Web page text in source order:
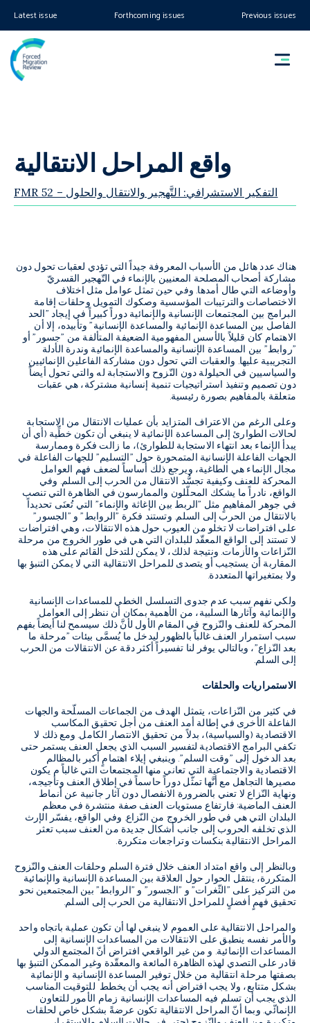
Latest issue Forthcoming issues Previous issues
واقع المراحل الانتقالية
FMR 52 – التفكير الاستشرافي: التَّهجير والانتقال والحلول
هناك عدد هائل من الأسباب المعروفة جيداً التي تؤدي لعقبات تحول دون
مشاركة أصحاب المصلحة المعنيين بالإنماء في التّهجير القسريّ
وأوضاعه التي طال أمدها. وفي حين تمثل عوامل مثل اختلاف
الاختصاصات والترتيبات المؤسسية وصكوك التمويل وحلقات إقامة
البرامج بين المجتمعات الإنسانية والإنمائية دوراً كبيراً في إيجاد "الحد
الفاصل بين المساعدة الإنمائية والمساعدة الإنسانية" وتأبيده، إلا أن
الاهتمام كان قليلاً بالأسس المفهومية الضعيفة المتألفة من "جسور" أو
"روابط" بين المساعدة الإنسانية والمساعدة الإنمائية وندرة الأدلة
التجريبية عليها. والعقبات التي تحول دون مشاركة الفاعلين الإنمائيين
والسياسيين في الحيلولة دون النّزوح والاستجابة له والتي تحول أيضاً
دون تصميم وتنفيذ استراتيجيات تنمية إنسانية مشتركة، هي عقبات
متعلقة بالمفاهيم بصورة رئيسية.
وعلى الرغم من الاعتراف المتزايد بأن عمليات الانتقال من الاستجابة
لحالات الطوارئ إلى المساعدة الإنمائية لا ينبغي أن تكون خطِّية (أي أن
يبدأ الإنماء بعد انتهاء الاستجابة للطوارئ)، ما زالت فكرة وممارسة
الجهات الفاعلة الإنسانية المتمحورة حول "التسليم" للجهات الفاعلة في
مجال الإنماء هي الطاغية، ويرجع ذلك أساساً لضعف فهم العوامل
المحركة للعنف وكيفية تجسُّد الانتقال من الحرب إلى السلم. وفي
الواقع، نادراً ما يشكك المحلّلون والممارسون في الظاهرة التي تنصب
في جوهر المفاهيمٍ مثل "الربط بين الإغاثة والإنماء" التي تُعنَى تحديداً
بالانتقال من الحرب إلى السلم. وتستند فكرة "الروابط" و "الجسور"
على افتراضات لا تخلو من العيوب حول هذه الانتقالات، وهي افتراضات
لا تستند إلى الواقع المعقّد للبلدان التي هي في طور الخروج من مرحلة
النّزاعات والأزمات. ونتيجة لذلك، لا يمكن للتدخل القائم على هذه
المقاربة أن يستجيب أو يتصدى للمراحل الانتقالية التي لا يمكن التنبؤ بها
ولا بمتغيراتها المتعددة.
ولكي نفهم سبب عدم جدوى التسلسل الخطي للمساعدات الإنسانية
والإنمائية وآثارها السلبية، من الأهمية بمكان أن ننظر إلى العوامل
المحركة للعنف والنّزوح في المقام الأول لأنَّ ذلك سيسمح لنا أيضاً بفهم
سبب استمرار العنف غالباً بالظهور ليدخل ما يُسمَّى بيئات "مرحلة ما
بعد النّزاع"، وبالتالي يوفر لنا تفسيراً أكثر دقة عن الانتقالات من الحرب
إلى السلم.
الاستمراريات والحلقات
في كثير من النّزاعات، يتمثل الهدف من الجماعات المسلّحة والجهات
الفاعلة الأخرى في إطالة أمد العنف من أجل تحقيق المكاسب
الاقتصادية (والسياسية)، بدلاً من تحقيق الانتصار الكامل. ومع ذلك لا
تكفي البرامج الاقتصادية لتفسير السبب الذي يجعل العنف يستمر حتى
بعد الدخول إلى "وقت السلم". وينبغي إيلاء اهتمامٍ أكبر بالمظالم
الاقتصادية والاجتماعية التي تعاني منها المجتمعات التي غالباً م يكون
مصيرها التجاهل مع أنَّها تمثّل دوراً حاسماً في إطلاق العنف وتأجيجه،
ونهاية النّزاع لا تعني بالضرورة الانفصال دون آثار جانبية عن أنماط
العنف الماضية: فارتفاع مستويات العنف صفة منتشرة في معظم
البلدان التي هي في طور الخروج من النّزاع. وفي الواقع، يفسّر الإرث
الذي تخلفه الحروب إلى جانب أشكال جديدة من العنف سبب تعثر
المراحل الانتقالية بنكسات وتراجعات متكررة.
وبالنظر إلى واقع امتداد العنف خلال فترة السلم وحلقات العنف والنّزوح
المتكررة، ينتقل الحوار حول العلاقة بين المساعدة الإنسانية والإنمائية
من التركيز على "الثّغرات" و "الجسور" و "الروابط" بين المجتمعين نحو
تحقيق فهمٍ أفضلٍ للمراحل الانتقالية من الحرب إلى السلم.
والمراحل الانتقالية على العموم لا ينبغي لها أن تكون عملية باتجاه واحد
والأمر نفسه ينطبق على الانتقالات من المساعدات الإنسانية إلى
المساعدات الإنمائية. و من غير الواقعي افتراض أنّ المجتمع الدولي
قادر على التصدي لهذه الظاهرة المائعة والمعقّدة وغير الممكن التنبؤ بها
بصفتها مرحلة انتقالية من خلال توفير المساعدة الإنسانية و الإنمائية
بشكل متتابع، ولا يجب افتراض أنه يجب أن يخطط للتوقيت المناسب
الذي يجب أن تسلم فيه المساعدات الإنسانية زمام الأمور للتعاون
الإنمائّي. وبما أنّ المراحل الانتقالية تكون عرضةً بشكل خاص لحلقات